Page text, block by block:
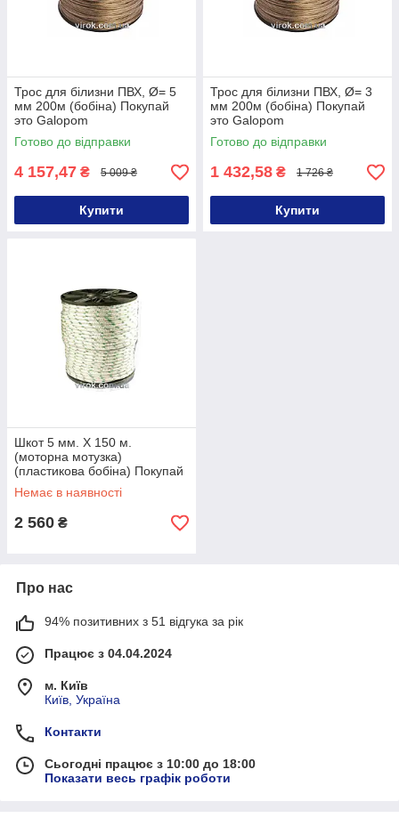
Трос для білизни ПВХ, Ø= 5
мм 200м (бобіна) Покупай
это Galopom
Готово до відправки
4 157,47 ₴ 5 009 ₴
Купити
Трос для білизни ПВХ, Ø= 3
мм 200м (бобіна) Покупай
это Galopom
Готово до відправки
1 432,58 ₴ 1 726 ₴
Купити
Шкот 5 мм. Х 150 м.
(моторна мотузка)
(пластикова бобіна) Покупай
это Galopom
Немає в наявності
2 560 ₴
Про нас
94% позитивних з 51 відгука за рік
Працює з 04.04.2024
м. Київ
Київ, Україна
Контакти
Сьогодні працює з 10:00 до 18:00
Показати весь графік роботи